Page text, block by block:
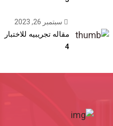
سبتمبر 26, 2023
مقاله تجريبيه للاختبار
4